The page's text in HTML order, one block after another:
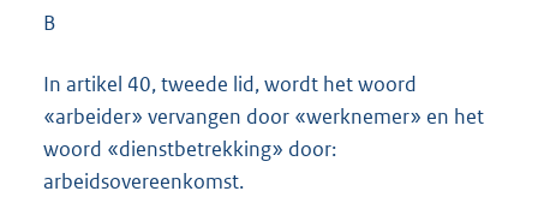
B
In artikel 40, tweede lid, wordt het woord
«arbeider» vervangen door «werknemer» en het
woord «dienstbetrekking» door:
arbeidsovereenkomst.